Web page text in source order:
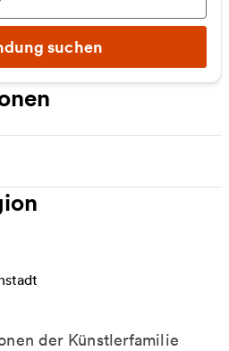
suchen
der Künstlerfamilie
Skulpturenpfad